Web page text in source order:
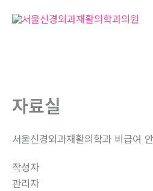
자료실
서울신경외과재활의학과 비급여
작성자
관리자